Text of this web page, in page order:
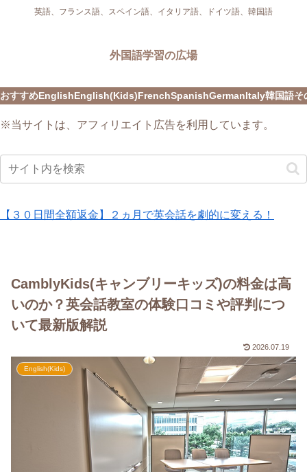
英語、フランス語、スペイン語、イタリア語、ドイツ語、韓国語
外国語学習の広場
おすすめEnglishEnglish(Kids)FrenchSpanishGermanItaly韓国語そ
※当サイトは、アフィリエイト広告を利用しています。
【３０日間全額返金】２ヵ月で英会話を劇的に変える！
CamblyKids(キャンブリーキッズ)の料金は高
いのか？英会話教室の体験口コミや評判につ
いて最新版解説
2026.07.19
English(Kids)